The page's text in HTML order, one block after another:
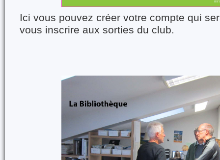
Ici vous pouvez créer votre compte qui
vous inscrire aux sorties du club.